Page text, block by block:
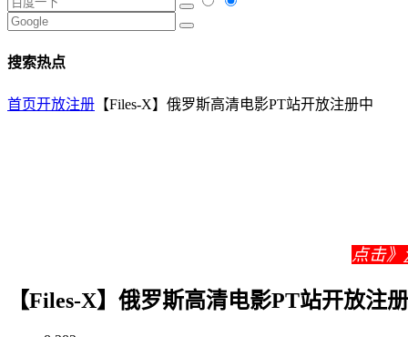
搜索热点
首页开放注册 【Files-X】俄罗斯高清电影PT站开放注册中
点击》
【Files-X】俄罗斯高清电影PT站开放注